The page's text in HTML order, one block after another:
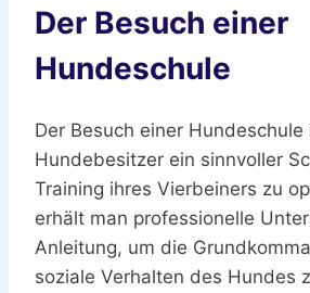
Der Besuch einer
Hundeschule
Der Besuch einer
Hundebesitzer ein sinnvoller
Training ihres Vierbeiners zu
erhält man professionelle
Anleitung, um die
soziale Verhalten des Hundes